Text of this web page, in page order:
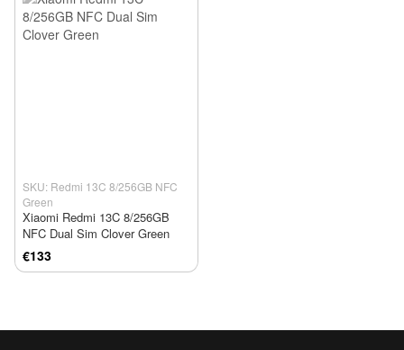
SKU: Redmi 13C 8/256GB NFC
Green
Xiaomi Redmi 13C 8/256GB
NFC Dual Sim Clover Green
€133